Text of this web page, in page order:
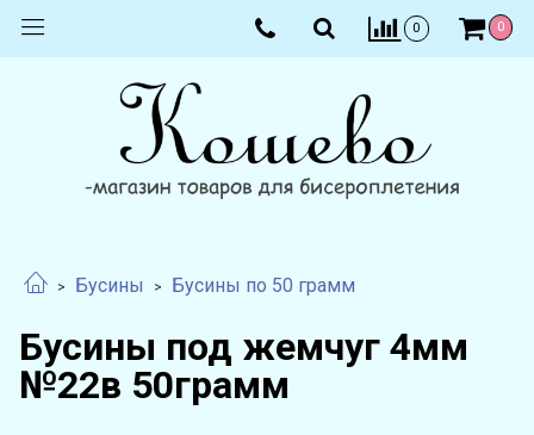
0 0
Бусины Бусины по 50 грамм
Бусины под жемчуг 4мм
№22в 50грамм